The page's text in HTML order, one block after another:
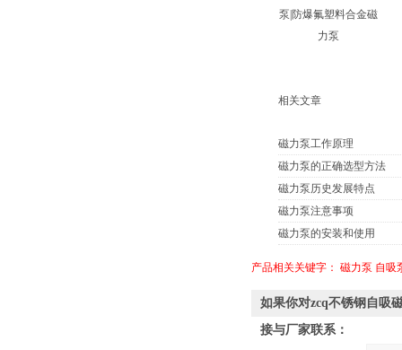
泵|防爆氟塑料合金磁
力泵
相关文章
磁力泵工作原理
磁力泵的正确选型方法
磁力泵历史发展特点
磁力泵注意事项
磁力泵的安装和使用
产品相关关键字： 磁力泵 自吸
如果你对zcq不锈钢自吸
接与厂家联系：